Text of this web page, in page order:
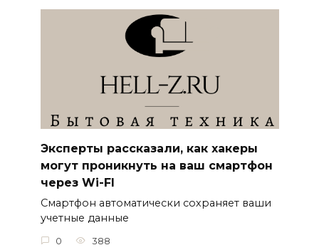
Эксперты рассказали, как хакеры
могут проникнуть на ваш смартфон
через Wi-FI
Смартфон автоматически сохраняет ваши
учетные данные
0 388